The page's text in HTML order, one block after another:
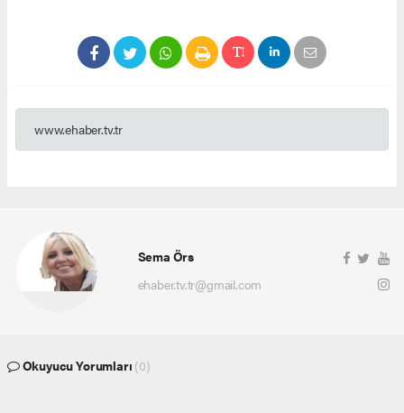
www.ehaber.tv.tr
Sema Örs
ehaber.tv.tr@gmail.com
Okuyucu Yorumları (0)